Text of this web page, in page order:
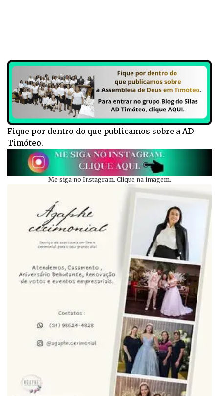
Fique por dentro do que publicamos sobre a AD
Timóteo.
Me siga no Instagram. Clique na imagem.